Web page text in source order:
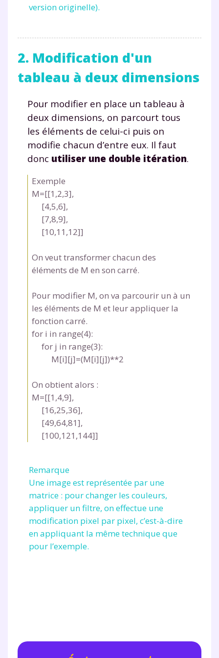
version originelle).
2. Modification d'un
tableau à deux dimensions
Pour modifier en place un tableau à
deux dimensions, on parcourt tous
les éléments de celui-ci puis on
modifie chacun d’entre eux. Il faut
donc utiliser une double itération.
Exemple
M=[[1,2,3],
[4,5,6],
[7,8,9],
[10,11,12]]
On veut transformer chacun des
éléments de M en son carré.
Pour modifier M, on va parcourir un à un
les éléments de M et leur appliquer la
fonction carré.
for i in range(4):
for j in range(3):
M[i][j]=(M[i][j])**2
On obtient alors :
M=[[1,4,9],
[16,25,36],
[49,64,81],
[100,121,144]]
Remarque
Une image est représentée par une
matrice : pour changer les couleurs,
appliquer un filtre, on effectue une
modification pixel par pixel, c’est-à-dire
en appliquant la même technique que
pour l’exemple.
Envie de progresser
et de réussir votre
année scolaire ?